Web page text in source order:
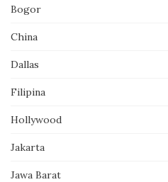
Bogor
China
Dallas
Filipina
Hollywood
Jakarta
Jawa Barat